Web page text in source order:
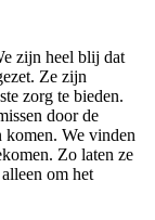
zijn heel blij dat
Ze zijn
zorg te bieden.
door de
komen. We vinden
Zo laten ze
om het